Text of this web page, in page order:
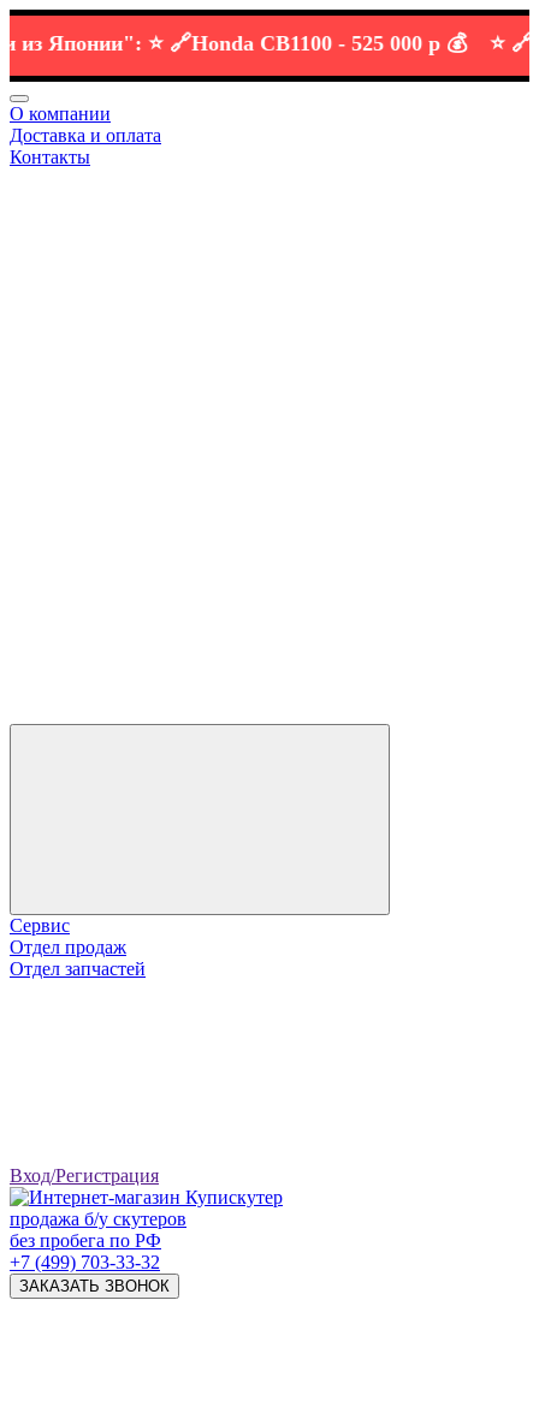
Японии": ⭐️ 🔗 Honda CB1100 -525 000 р 💰 ⭐️ 🔗
О компании
Доставка и оплата
Контакты
Сервис
Отдел продаж
Отдел запчастей
Вход/Регистрация
продажа б/у скутеров
без пробега по РФ
+7 (499) 703-33-32
ЗАКАЗАТЬ ЗВОНОК